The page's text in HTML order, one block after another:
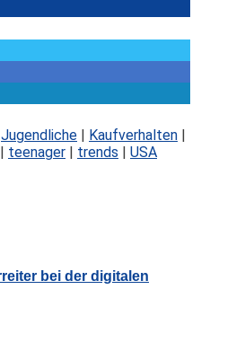
Jugendliche | Kaufverhalten |
| teenager | trends | USA
bei der digitalen